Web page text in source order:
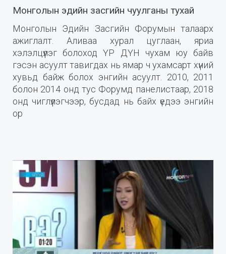
Монголын эдийн засгийн чуулганы тухай
Монголын Эдийн Засгийн Форумын талаарх
ажиглалт. Аливаа хурал цуглаан, яриа
хэлэлцүүлэг болоход ҮР ДҮН чухам юу байв
гэсэн асуулт тавигдах нь ямар ч ухамсарт хүний
хувьд байж болох энгийн асуулт. 2010, 2011
болон 2014 онд тус Форумд панелистаар, 2018
онд чиглүүлэгчээр, бусдад нь байх үедээ энгийн
ор